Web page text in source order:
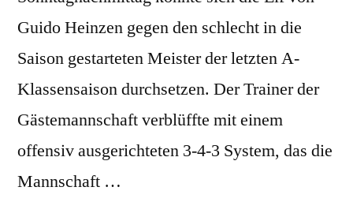
Guido Heinzen gegen den schlecht in die
Saison gestarteten Meister der letzten A-
Klassensaison durchsetzen. Der Trainer der
Gästemannschaft verblüffte mit einem
offensiv ausgerichteten 3-4-3 System, das die
Mannschaft …